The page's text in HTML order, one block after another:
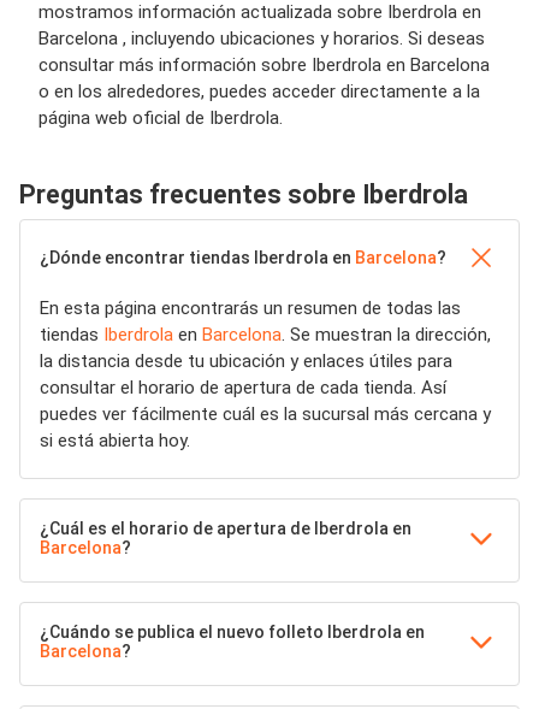
mostramos información actualizada sobre Iberdrola en
Barcelona , incluyendo ubicaciones y horarios. Si deseas
consultar más información sobre Iberdrola en Barcelona
o en los alrededores, puedes acceder directamente a la
página web oficial de Iberdrola.
Preguntas frecuentes sobre Iberdrola
¿Dónde encontrar tiendas Iberdrola en Barcelona?
En esta página encontrarás un resumen de todas las
tiendas Iberdrola en Barcelona. Se muestran la dirección,
la distancia desde tu ubicación y enlaces útiles para
consultar el horario de apertura de cada tienda. Así
puedes ver fácilmente cuál es la sucursal más cercana y
si está abierta hoy.
¿Cuál es el horario de apertura de Iberdrola en
Barcelona?
¿Cuándo se publica el nuevo folleto Iberdrola en
Barcelona?